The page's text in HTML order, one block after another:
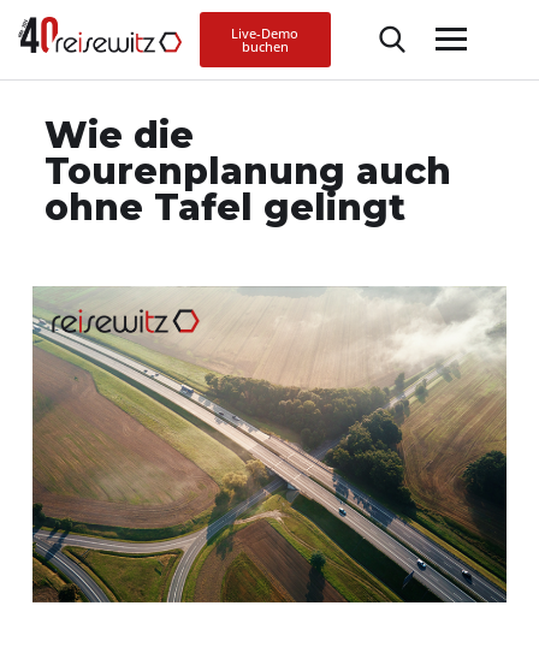
Live-Demo
buchen
Wie die
Tourenplanung auch
ohne Tafel gelingt